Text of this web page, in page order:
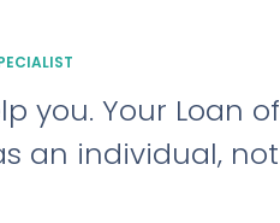
you. Your Loan
an individual,